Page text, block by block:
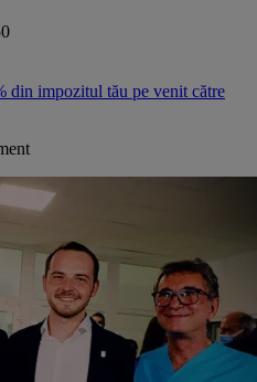
din impozitul tău pe venit către